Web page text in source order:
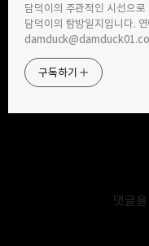
담덕이의 주관적인 시선으
담덕이의 탐방일지입니다.
구독하기
댓글
카카오스토리
이삿날에는 역시 짜장면이죠?
청계산수타에서 해물과 달걀이 들어
철판해물짜장 먹었습니다. by 직장
점심 메뉴 탐방
2025.07.03